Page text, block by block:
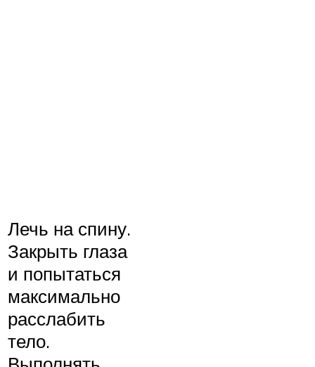
Лечь на спину.
Закрыть глаза
и попытаться
максимально
расслабить
тело.